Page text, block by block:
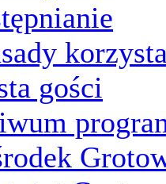
gości